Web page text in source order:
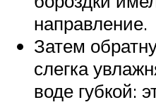
направление.
Затем
слегка
воде губкой: